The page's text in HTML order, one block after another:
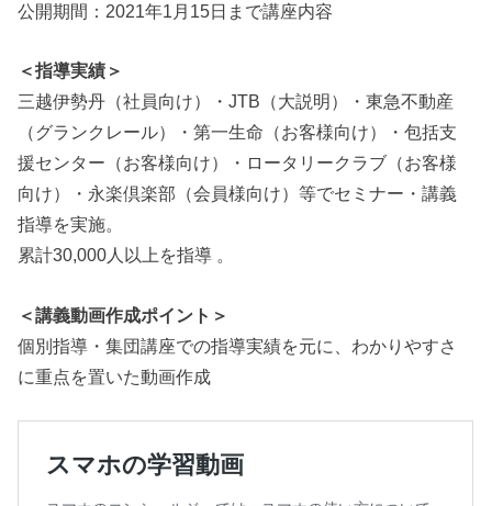
公開期間：2021年1月15日まで講座内容
＜指導実績 ＞
三越伊勢丹（社員向け）・JTB（大説明）・東急不動産
（グランクレール）・第一生命（お客様向け）・包括支
援センター（お客様向け）・ロータリークラブ（お客様
向け）・永楽倶楽部（会員様向け）等でセミナー・講義
指導を実施。
累計30,000人以上を指導 。
＜講義動画作成ポイント＞
個別指導・集団講座での指導実績を元に、わかりやすさ
に重点を置いた動画作成